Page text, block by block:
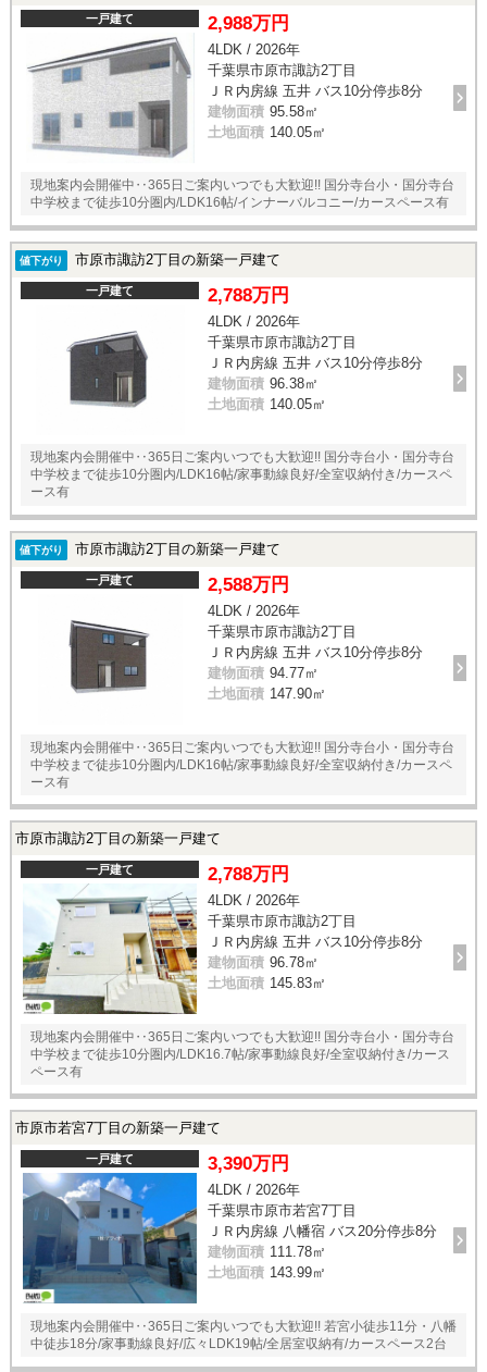
一戸建て 2,988万円
4LDK / 2026年
千葉県市原市諏訪2丁目
ＪＲ内房線 五井 バス10分停歩8分
建物面積 95.58㎡
土地面積 140.05㎡
現地案内会開催中‥365日ご案内いつでも大歓迎!! 国分寺台小・国分寺台
中学校まで徒歩10分圏内/LDK16帖/インナーバルコニー/カースペース有
値下がり 市原市諏訪2丁目の新築一戸建て
一戸建て 2,788万円
4LDK / 2026年
千葉県市原市諏訪2丁目
ＪＲ内房線 五井 バス10分停歩8分
建物面積 96.38㎡
土地面積 140.05㎡
現地案内会開催中‥365日ご案内いつでも大歓迎!! 国分寺台小・国分寺台
中学校まで徒歩10分圏内/LDK16帖/家事動線良好/全室収納付き/カースペ
ース有
値下がり 市原市諏訪2丁目の新築一戸建て
一戸建て 2,588万円
4LDK / 2026年
千葉県市原市諏訪2丁目
ＪＲ内房線 五井 バス10分停歩8分
建物面積 94.77㎡
土地面積 147.90㎡
現地案内会開催中‥365日ご案内いつでも大歓迎!! 国分寺台小・国分寺台
中学校まで徒歩10分圏内/LDK16帖/家事動線良好/全室収納付き/カースペ
ース有
市原市諏訪2丁目の新築一戸建て
一戸建て 2,788万円
4LDK / 2026年
千葉県市原市諏訪2丁目
ＪＲ内房線 五井 バス10分停歩8分
建物面積 96.78㎡
土地面積 145.83㎡
現地案内会開催中‥365日ご案内いつでも大歓迎!! 国分寺台小・国分寺台
中学校まで徒歩10分圏内/LDK16.7帖/家事動線良好/全室収納付き/カース
ペース有
市原市若宮7丁目の新築一戸建て
一戸建て 3,390万円
4LDK / 2026年
千葉県市原市若宮7丁目
ＪＲ内房線 八幡宿 バス20分停歩8分
建物面積 111.78㎡
土地面積 143.99㎡
現地案内会開催中‥365日ご案内いつでも大歓迎!! 若宮小徒歩11分・八幡
中徒歩18分/家事動線良好/広々LDK19帖/全居室収納有/カースペース2台